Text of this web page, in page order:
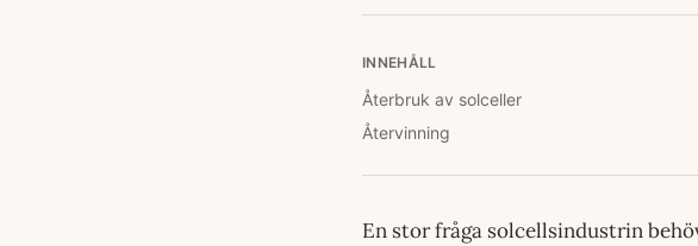
INNEHÅLL
Återbruk av solceller
Återvinning
En stor fråga solcellsindustrin